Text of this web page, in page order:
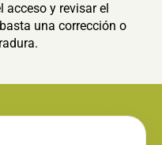
acceso y revisar el
una corrección o